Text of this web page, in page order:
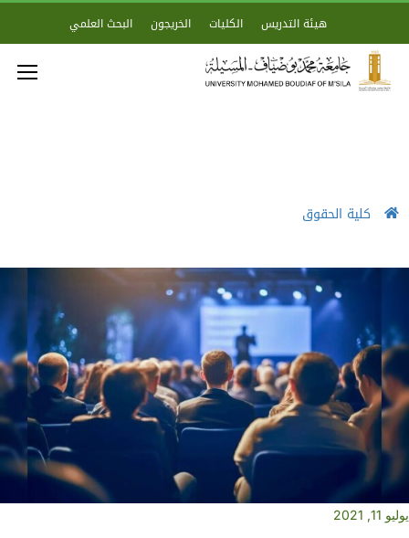
هيئة التدريس الكليات الخريجون البحث العلمي
كلية الحقوق
يوليو 11, 2021